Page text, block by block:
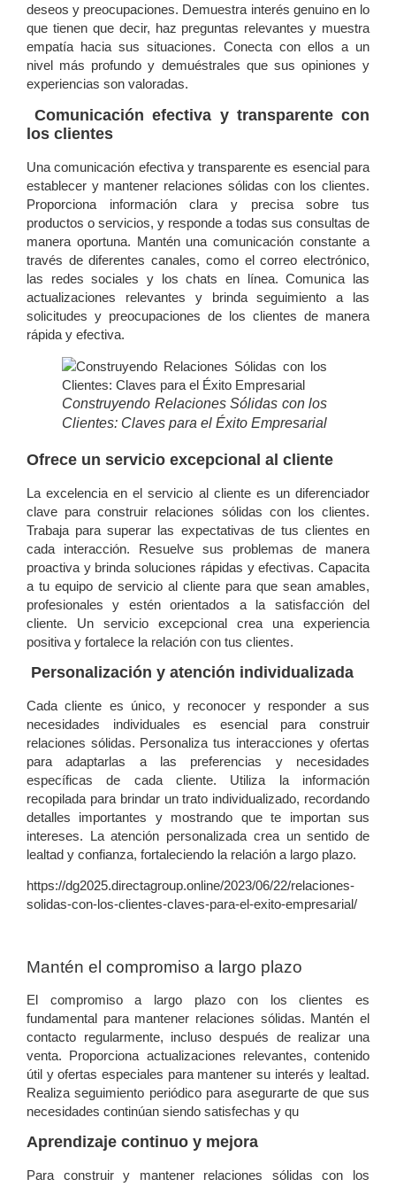
deseos y preocupaciones. Demuestra interés genuino en lo
que tienen que decir, haz preguntas relevantes y muestra
empatía hacia sus situaciones. Conecta con ellos a un
nivel más profundo y demuéstrales que sus opiniones y
experiencias son valoradas.
Comunicación efectiva y transparente con
los clientes
Una comunicación efectiva y transparente es esencial para
establecer y mantener relaciones sólidas con los clientes.
Proporciona información clara y precisa sobre tus
productos o servicios, y responde a todas sus consultas de
manera oportuna. Mantén una comunicación constante a
través de diferentes canales, como el correo electrónico,
las redes sociales y los chats en línea. Comunica las
actualizaciones relevantes y brinda seguimiento a las
solicitudes y preocupaciones de los clientes de manera
rápida y efectiva.
Construyendo Relaciones Sólidas con los
Clientes: Claves para el Éxito Empresarial
Ofrece un servicio excepcional al cliente
La excelencia en el servicio al cliente es un diferenciador
clave para construir relaciones sólidas con los clientes.
Trabaja para superar las expectativas de tus clientes en
cada interacción. Resuelve sus problemas de manera
proactiva y brinda soluciones rápidas y efectivas. Capacita
a tu equipo de servicio al cliente para que sean amables,
profesionales y estén orientados a la satisfacción del
cliente. Un servicio excepcional crea una experiencia
positiva y fortalece la relación con tus clientes.
Personalización y atención individualizada
Cada cliente es único, y reconocer y responder a sus
necesidades individuales es esencial para construir
relaciones sólidas. Personaliza tus interacciones y ofertas
para adaptarlas a las preferencias y necesidades
específicas de cada cliente. Utiliza la información
recopilada para brindar un trato individualizado, recordando
detalles importantes y mostrando que te importan sus
intereses. La atención personalizada crea un sentido de
lealtad y confianza, fortaleciendo la relación a largo plazo.
https://dg2025.directagroup.online/2023/06/22/relaciones-
solidas-con-los-clientes-claves-para-el-exito-empresarial/
Mantén el compromiso a largo plazo
El compromiso a largo plazo con los clientes es
fundamental para mantener relaciones sólidas. Mantén el
contacto regularmente, incluso después de realizar una
venta. Proporciona actualizaciones relevantes, contenido
útil y ofertas especiales para mantener su interés y lealtad.
Realiza seguimiento periódico para asegurarte de que sus
necesidades continúan siendo satisfechas y qu
Aprendizaje continuo y mejora
Para construir y mantener relaciones sólidas con los